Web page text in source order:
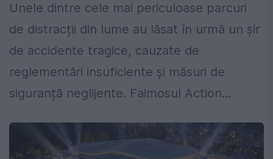
Unele dintre cele mai periculoase parcuri
de distracții din lume au lăsat în urmă un șir
de accidente tragice, cauzate de
reglementări insuficiente și măsuri de
siguranță neglijente. Faimosul Action...